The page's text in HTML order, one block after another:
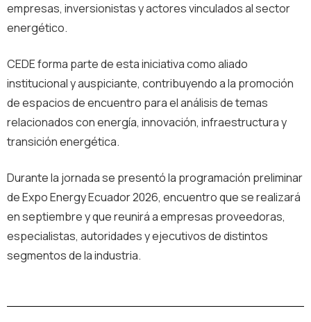
empresas, inversionistas y actores vinculados al sector
energético.
CEDE forma parte de esta iniciativa como aliado
institucional y auspiciante, contribuyendo a la promoción
de espacios de encuentro para el análisis de temas
relacionados con energía, innovación, infraestructura y
transición energética.
Durante la jornada se presentó la programación preliminar
de Expo Energy Ecuador 2026, encuentro que se realizará
en septiembre y que reunirá a empresas proveedoras,
especialistas, autoridades y ejecutivos de distintos
segmentos de la industria.